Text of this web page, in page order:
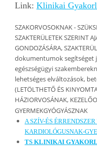
Link: Klinikai
SZAKORVOSOKNAK -
SZAKTERÜLETEK SZERINT
GONDOZÁSÁRA,
dokumentumok segítséget
egészségügyi
lehetséges elváltozások,
(LETÖLTHETŐ ÉS
HÁZIORVOSÁNAK,
GYERMEKGYÓGYÁSZNAK
A SZÍV-ÉS
KARDIOLÓGUSNAK-
TS KLINIKAI